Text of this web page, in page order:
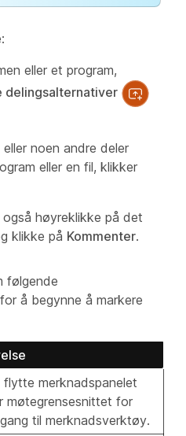
eller et program,
delingsalternativer
noen andre deler
eller en fil, klikker
høyreklikke på det
klikke på Kommenter.
følgende
å begynne å markere
flytte merknadspanelet
møtegrensesnittet for
til merknadsverktøy.